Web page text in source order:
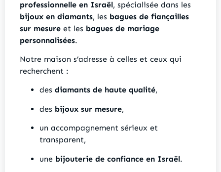
professionnelle en Israël, spécialisée dans les
bijoux en diamants, les bagues de fiançailles
sur mesure et les bagues de mariage
personnalisées.
Notre maison s’adresse à celles et ceux qui
recherchent :
des diamants de haute qualité,
des bijoux sur mesure,
un accompagnement sérieux et
transparent,
une bijouterie de confiance en Israël.